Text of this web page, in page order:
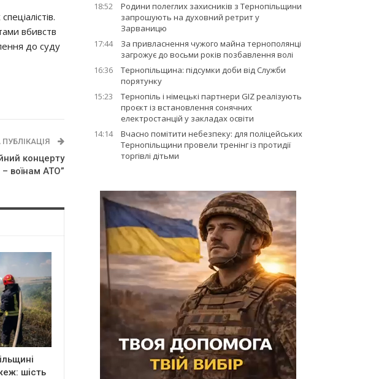
вбивств
до суду
концерту
– воїнам АТО”
шість
18:52
Родини полеглих захисників з Тернопільщини
запрошують на духовний ретрит у
Зарваницю
17:44
За привласнення чужого майна тернополянці
загрожує до восьми років позбавлення волі
16:36
Тернопільщина: підсумки доби від Служби
порятунку
15:23
Тернопіль і німецькі партнери GIZ реалізують
проєкт із встановлення сонячних
електростанцій у закладах освіти
14:14
Вчасно помітити небезпеку: для поліцейських
Тернопільщини провели тренінг із протидії
торгівлі дітьми